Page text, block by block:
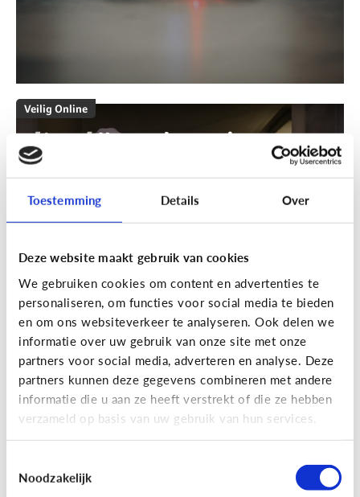
Toestemming Details Over
Deze website maakt gebruik van cookies
We gebruiken cookies om content en advertenties te
personaliseren, om functies voor social media te bieden
en om ons websiteverkeer te analyseren. Ook delen we
informatie over uw gebruik van onze site met onze
partners voor social media, adverteren en analyse. Deze
partners kunnen deze gegevens combineren met andere
informatie die u aan ze heeft verstrekt of die ze hebben
verzameld op basis van uw gebruik van hun services.
Noodzakelijk
Veilig Online
[Actua]Hoe snel geven jongeren
hun bankkaart in ruil voor geld?
En wat zijn 'geldezels'?
[Hoe werkt het?]Locatiegegevens
delen via de smartphone